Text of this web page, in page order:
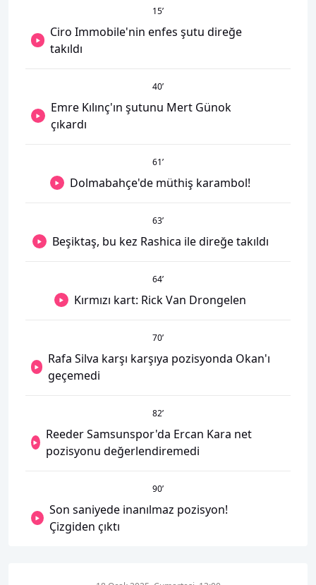
15’
Ciro Immobile'nin enfes şutu direğe
takıldı
40’
Emre Kılınç'ın şutunu Mert Günok
çıkardı
61’
Dolmabahçe'de müthiş karambol!
63’
Beşiktaş, bu kez Rashica ile direğe takıldı
64’
Kırmızı kart: Rick Van Drongelen
70’
Rafa Silva karşı karşıya pozisyonda Okan'ı
geçemedi
82’
Reeder Samsunspor'da Ercan Kara net
pozisyonu değerlendiremedi
90’
Son saniyede inanılmaz pozisyon!
Çizgiden çıktı